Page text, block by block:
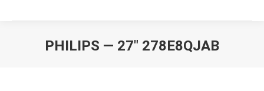
PHILIPS — 27″ 278E8QJAB